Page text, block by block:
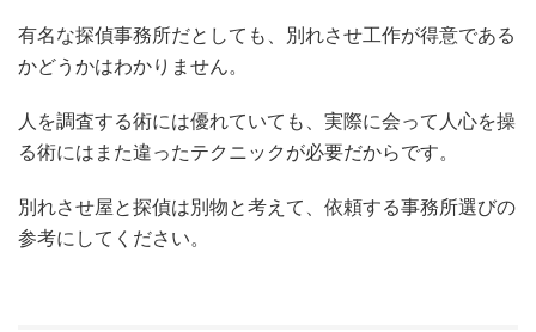
有名な探偵事務所だとしても、別れさせ工作が得意である
かどうかはわかりません。
人を調査する術には優れていても、実際に会って人心を操
る術にはまた違ったテクニックが必要だからです。
別れさせ屋と探偵は別物と考えて、依頼する事務所選びの
参考にしてください。